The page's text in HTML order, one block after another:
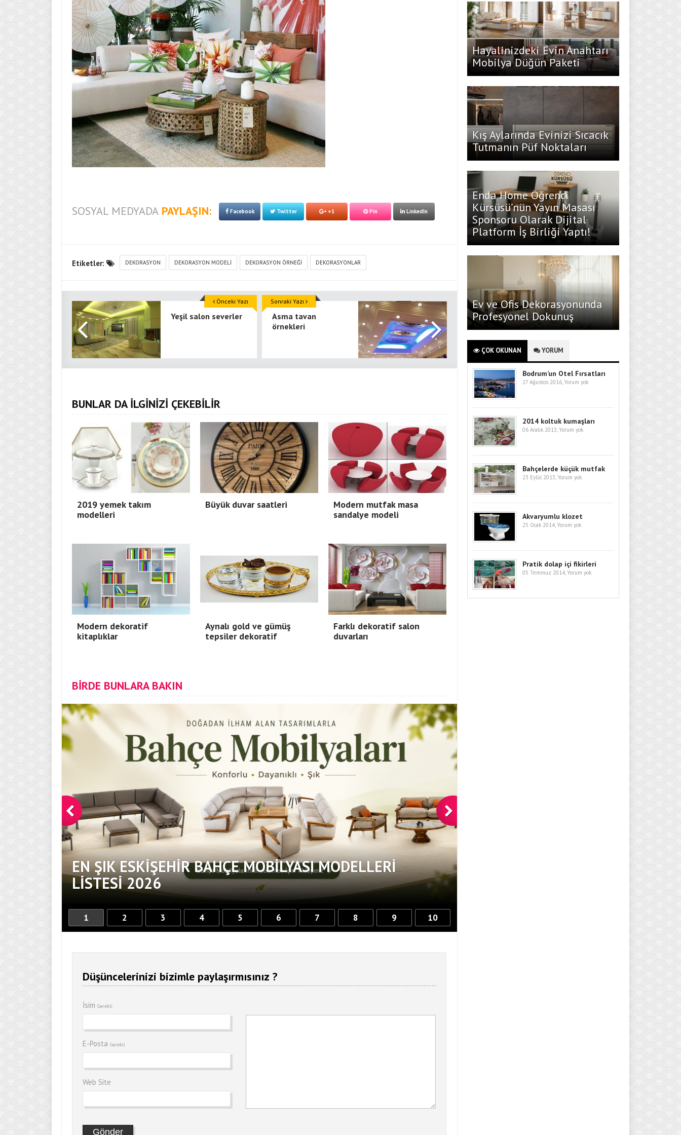
SOSYAL MEDYADA PAYLAŞIN: Facebook Twitter +1 Pin LinkedIn
Etiketler: DEKORASYON DEKORASYON MODELI DEKORASYON ÖRNEĞI DEKORASYONLAR
Yeşil salon severler
Önceki Yazı
Asma tavan
örnekleri
Sonraki Yazı
BUNLAR DA İLGİNİZİ ÇEKEBİLİR
2019 yemek takım
modelleri
Büyük duvar saatleri
Modern mutfak masa
sandalye modeli
Modern dekoratif
kitaplıklar
Aynalı gold ve gümüş
tepsiler dekoratif
Farklı dekoratif salon
duvarları
BİRDE BUNLARA BAKIN
EN ŞIK ESKIŞEHIR BAHÇE MOBILYASI MODELLERI
LISTESI 2026
EVINIZIN ATMOSFERINI
MODELLERI VE DEKORASYON
1 2 3 4 5 6 7 8 9 10
Düşüncelerinizi bizimle paylaşırmısınız ?
İsim Gerekli
E-Posta Gerekli
Web Site
Hayalinizdeki Evin Anahtarı
Mobilya Düğün Paketi
Kış Aylarında Evinizi Sıcacık
Tutmanın Püf Noktaları
Enda Home Öğrenci
Kürsüsü’nün Yayın Masası
Sponsoru Olarak Dijital
Platform İş Birliği Yaptı!
Ev ve Ofis Dekorasyonunda
Profesyonel Dokunuş
ÇOK OKUNAN YORUM
Bodrum’un Otel Fırsatları
27 Ağustos 2016, Yorum yok
2014 koltuk kumaşları
06 Aralık 2013, Yorum yok
Bahçelerde küçük mutfak
23 Eylül 2013, Yorum yok
Akvaryumlu klozet
25 Ocak 2014, Yorum yok
Pratik dolap içi fikirleri
05 Temmuz 2014, Yorum yok